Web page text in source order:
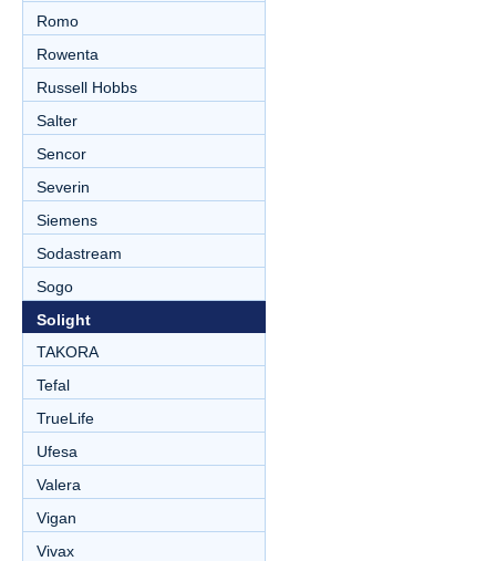
Romo
Rowenta
Russell Hobbs
Salter
Sencor
Severin
Siemens
Sodastream
Sogo
Solight
TAKORA
Tefal
TrueLife
Ufesa
Valera
Vigan
Vivax